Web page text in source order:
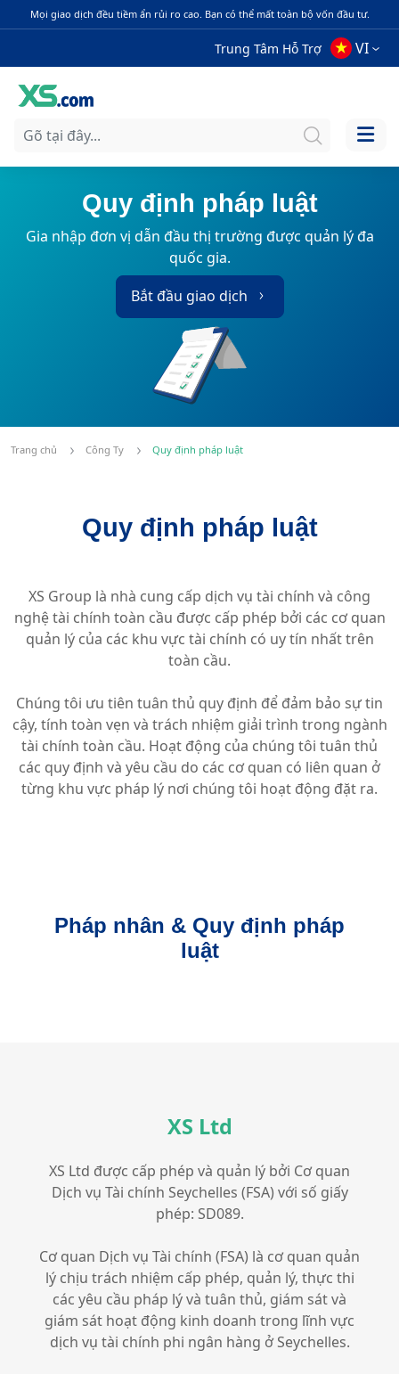
Mọi giao dịch đều tiềm ẩn rủi ro cao. Bạn có thể mất toàn bộ vốn đầu tư.
Trung Tâm Hỗ Trợ VI
Quy định pháp luật
Gia nhập đơn vị dẫn đầu thị trường được quản lý đa
quốc gia.
Bắt đầu giao dịch
Trang chủ Công Ty Quy định pháp luật
Quy định pháp luật
XS Group là nhà cung cấp dịch vụ tài chính và công
nghệ tài chính toàn cầu được cấp phép bởi các cơ quan
quản lý của các khu vực tài chính có uy tín nhất trên
toàn cầu.
Chúng tôi ưu tiên tuân thủ quy định để đảm bảo sự tin
cậy, tính toàn vẹn và trách nhiệm giải trình trong ngành
tài chính toàn cầu. Hoạt động của chúng tôi tuân thủ
các quy định và yêu cầu do các cơ quan có liên quan ở
từng khu vực pháp lý nơi chúng tôi hoạt động đặt ra.
Pháp nhân & Quy định pháp
luật
XS Ltd
XS Ltd được cấp phép và quản lý bởi Cơ quan
Dịch vụ Tài chính Seychelles (FSA) với số giấy
phép: SD089.
Cơ quan Dịch vụ Tài chính (FSA) là cơ quan quản
lý chịu trách nhiệm cấp phép, quản lý, thực thi
các yêu cầu pháp lý và tuân thủ, giám sát và
giám sát hoạt động kinh doanh trong lĩnh vực
dịch vụ tài chính phi ngân hàng ở Seychelles.